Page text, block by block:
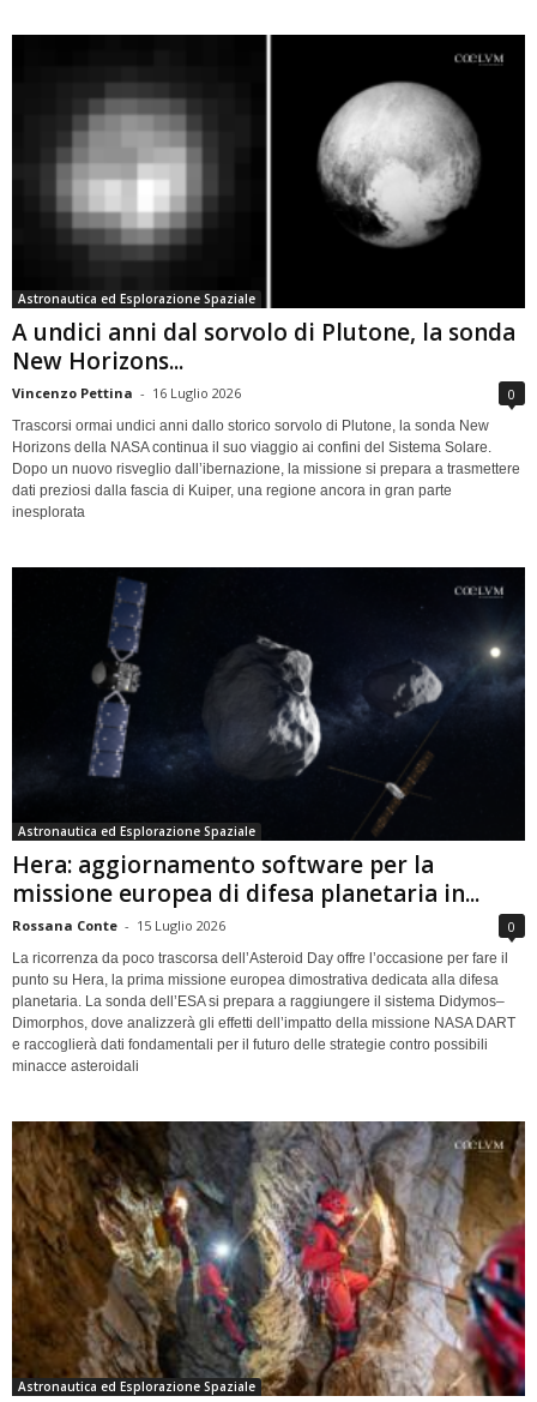
Astronautica ed Esplorazione Spaziale
A undici anni dal sorvolo di Plutone, la sonda
New Horizons...
Vincenzo Pettina - 16 Luglio 2026 0
Trascorsi ormai undici anni dallo storico sorvolo di Plutone, la sonda New
Horizons della NASA continua il suo viaggio ai confini del Sistema Solare.
Dopo un nuovo risveglio dall’ibernazione, la missione si prepara a trasmettere
dati preziosi dalla fascia di Kuiper, una regione ancora in gran parte
inesplorata
Astronautica ed Esplorazione Spaziale
Hera: aggiornamento software per la
missione europea di difesa planetaria in...
Rossana Conte - 15 Luglio 2026 0
La ricorrenza da poco trascorsa dell’Asteroid Day offre l’occasione per fare il
punto su Hera, la prima missione europea dimostrativa dedicata alla difesa
planetaria. La sonda dell’ESA si prepara a raggiungere il sistema Didymos–
Dimorphos, dove analizzerà gli effetti dell’impatto della missione NASA DART
e raccoglierà dati fondamentali per il futuro delle strategie contro possibili
minacce asteroidali
Astronautica ed Esplorazione Spaziale